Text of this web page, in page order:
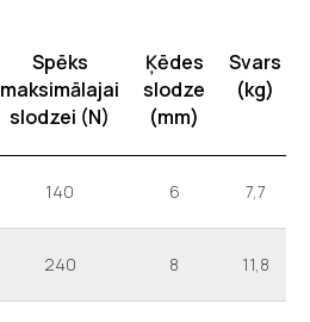
Spēks
maksimālajai
slodzei (N)
Ķēdes
slodze
(mm)
Svars
(kg)
140 6 7,7
240 8 11,8